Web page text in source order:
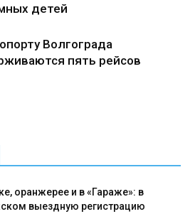
детей
Волгограда
пять рейсов
оранжерее и в «Гараже»: в
выездную регистрацию